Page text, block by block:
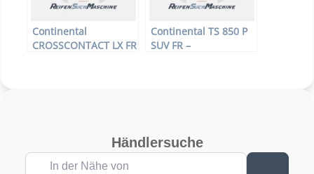
Continental
CROSSCONTACT LX FR
Continental TS 850 P
SUV FR –
Händlersuche
In der Nähe von